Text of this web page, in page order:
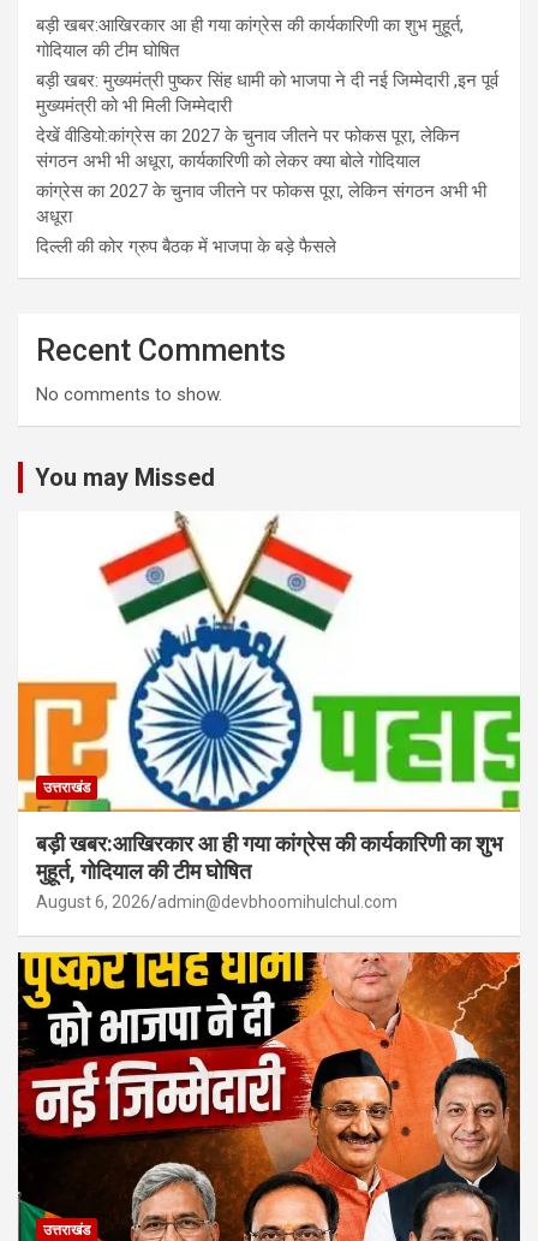
बड़ी खबर:आखिरकार आ ही गया कांग्रेस की कार्यकारिणी का शुभ मुहूर्त,
गोदियाल की टीम घोषित
बड़ी खबर: मुख्यमंत्री पुष्कर सिंह धामी को भाजपा ने दी नई जिम्मेदारी ,इन पूर्व
मुख्यमंत्री को भी मिली जिम्मेदारी
देखें वीडियो:कांग्रेस का 2027 के चुनाव जीतने पर फोकस पूरा, लेकिन
संगठन अभी भी अधूरा, कार्यकारिणी को लेकर क्या बोले गोदियाल
कांग्रेस का 2027 के चुनाव जीतने पर फोकस पूरा, लेकिन संगठन अभी भी
अधूरा
दिल्ली की कोर ग्रुप बैठक में भाजपा के बड़े फैसले
Recent Comments
No comments to show.
You may Missed
उत्तराखंड
बड़ी खबर:आखिरकार आ ही गया कांग्रेस की कार्यकारिणी का शुभ
मुहूर्त, गोदियाल की टीम घोषित
August 6, 2026 admin@devbhoomihulchul.com
उत्तराखंड